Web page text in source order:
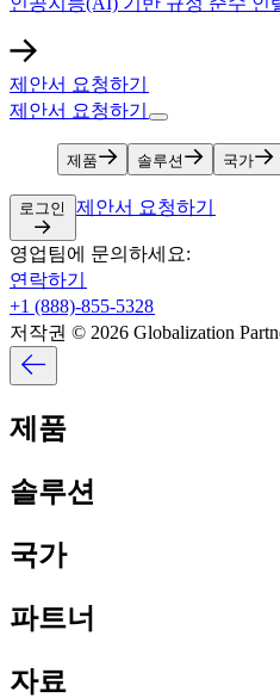
제안서 요청하기​​
제안서 요청하기​​
제품​​ 솔루션​​ 국가​​
로그인​​ 제안서 요청하기​​
영업팀에 문의하세요:​​
연락하기​​
+1 (888)-855-5328​​
저작권 © 2026 Globalization
제품​​
솔루션​​
국가​​
파트너​​
자료​​